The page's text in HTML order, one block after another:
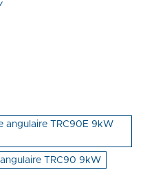
angulaire TRC90E 9kW
TRC90 9kW